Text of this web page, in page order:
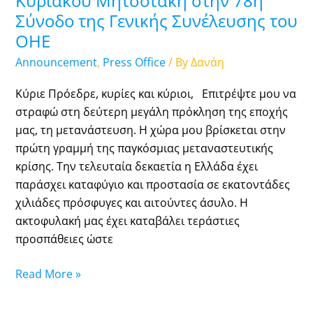
Σύνοδο της Γενικής Συνέλευσης του
ΟΗΕ
Announcement, Press Office/ ByΔανάη
Κύριε Πρόεδρε, κυρίες και κύριοι, Επιτρέψτε μου να
στραφώ στη δεύτερη μεγάλη πρόκληση της εποχής
μας, τη μετανάστευση. Η χώρα μου βρίσκεται στην
πρώτη γραμμή της παγκόσμιας μεταναστευτικής
κρίσης. Την τελευταία δεκαετία η Ελλάδα έχει
παράσχει καταφύγιο και προστασία σε εκατοντάδες
χιλιάδες πρόσφυγες και αιτούντες άσυλο. Η
ακτοφυλακή μας έχει καταβάλει τεράστιες
προσπάθειες ώστε
Συνέλευσης
του
ΟΗΕ
Read More »